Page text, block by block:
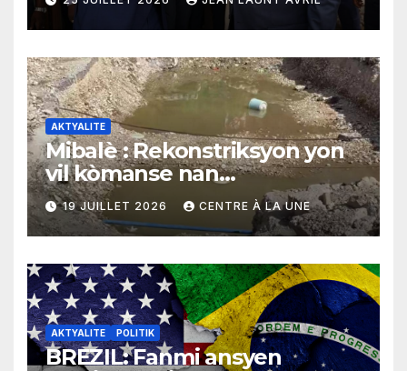
AKTYALITE
Mibalè : Rekonstriksyon yon
vil kòmanse nan
rekonstriksyon lespri moun
yo
19 JUILLET 2026 CENTRE À LA UNE
AKTYALITE POLITIK
BREZIL: Fanmi ansyen